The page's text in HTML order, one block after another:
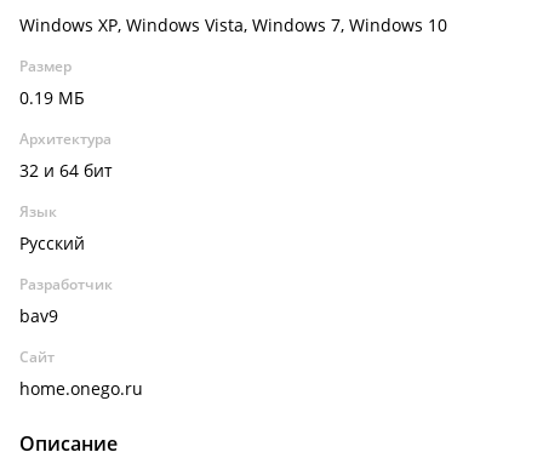
Windows XP, Windows Vista, Windows 7, Windows 10
Размер
0.19 МБ
Архитектура
32 и 64 бит
Язык
Русский
Разработчик
bav9
Сайт
home.onego.ru
Описание